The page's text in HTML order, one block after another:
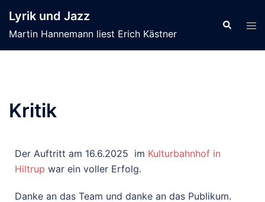
Lyrik und Jazz
Martin Hannemann liest Erich Kästner
Kritik
Der Auftritt am 16.6.2025 im Kulturbahnhof in
Hiltrup war ein voller Erfolg.
Danke an das Team und danke an das Publikum.